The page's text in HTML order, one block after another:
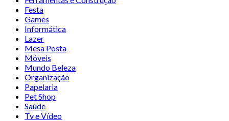
Festa
Games
Informática
Lazer
Mesa Posta
Móveis
Mundo Beleza
Organização
Papelaria
Pet Shop
Saúde
Tv e Vídeo